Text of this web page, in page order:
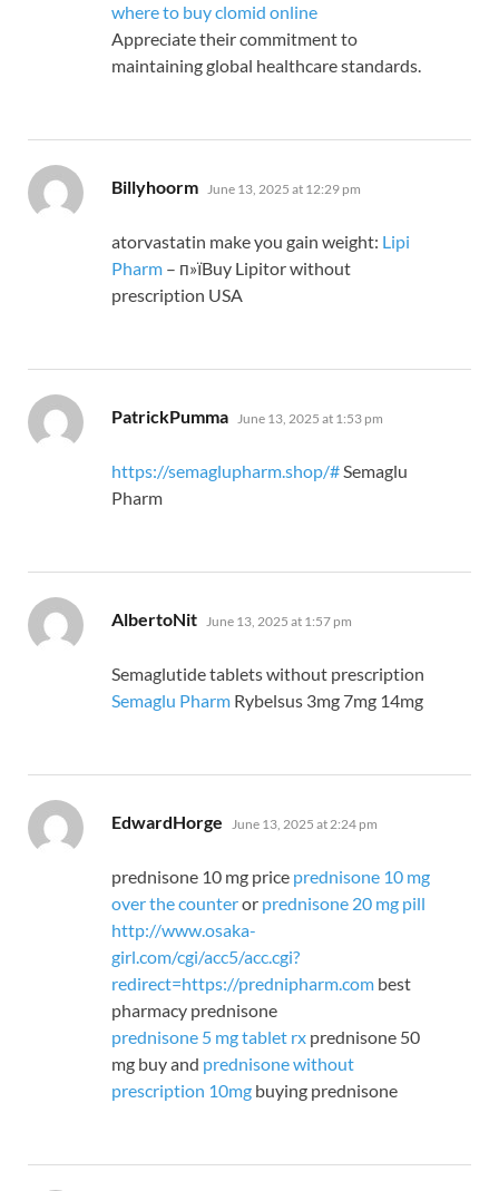
where to buy clomid online
Appreciate their commitment to
maintaining global healthcare standards.
Billyhoorm says:
June 13, 2025 at 12:29 pm
atorvastatin make you gain weight: Lipi
Pharm – п»їBuy Lipitor without
prescription USA
PatrickPumma says:
June 13, 2025 at 1:53 pm
https://semaglupharm.shop/#Semaglu
Pharm
AlbertoNit says:
June 13, 2025 at 1:57 pm
Semaglutide tablets without prescription
Semaglu Pharm Rybelsus 3mg 7mg 14mg
EdwardHorge says:
June 13, 2025 at 2:24 pm
prednisone 10 mg price prednisone 10 mg
over the counteror prednisone 20 mg pill
http://www.osaka-
girl.com/cgi/acc5/acc.cgi?
redirect=https://prednipharm.com best
pharmacy prednisone
prednisone 5 mg tablet rx prednisone 50
mg buy and prednisone without
prescription 10mg buying prednisone